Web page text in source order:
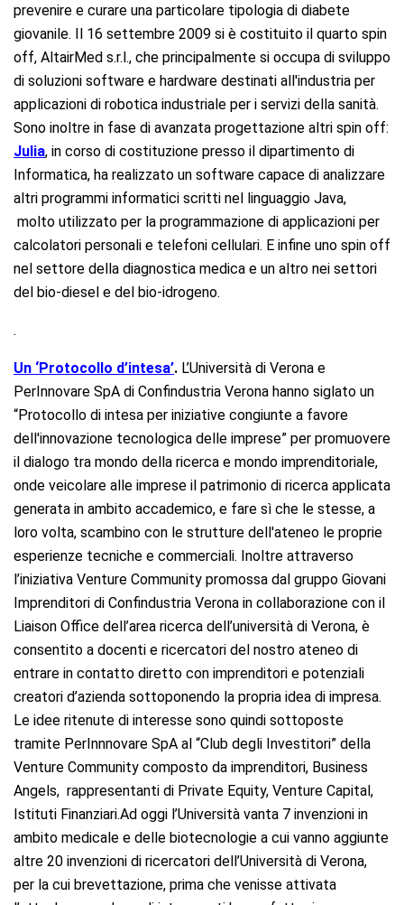
prevenire e curare una particolare tipologia di diabete
giovanile. Il 16 settembre 2009 si è costituito il quarto spin
off, AltairMed s.r.l., che principalmente si occupa di sviluppo
di soluzioni software e hardware destinati all'industria per
applicazioni di robotica industriale per i servizi della sanità.
Sono inoltre in fase di avanzata progettazione altri spin off:
Julia, in corso di costituzione presso il dipartimento di
Informatica, ha realizzato un software capace di analizzare
altri programmi informatici scritti nel linguaggio Java,
molto utilizzato per la programmazione di applicazioni per
calcolatori personali e telefoni cellulari. E infine uno spin off
nel settore della diagnostica medica e un altro nei settori
del bio-diesel e del bio-idrogeno.
.
Un ‘Protocollo d’intesa’. L’Università di Verona e
PerInnovare SpA di Confindustria Verona hanno siglato un
“Protocollo di intesa per iniziative congiunte a favore
dell'innovazione tecnologica delle imprese” per promuovere
il dialogo tra mondo della ricerca e mondo imprenditoriale,
onde veicolare alle imprese il patrimonio di ricerca applicata
generata in ambito accademico, e fare sì che le stesse, a
loro volta, scambino con le strutture dell'ateneo le proprie
esperienze tecniche e commerciali. Inoltre attraverso
l’iniziativa Venture Community promossa dal gruppo Giovani
Imprenditori di Confindustria Verona in collaborazione con il
Liaison Office dell’area ricerca dell’università di Verona, è
consentito a docenti e ricercatori del nostro ateneo di
entrare in contatto diretto con imprenditori e potenziali
creatori d’azienda sottoponendo la propria idea di impresa.
Le idee ritenute di interesse sono quindi sottoposte
tramite PerInnnovare SpA al “Club degli Investitori” della
Venture Community composto da imprenditori, Business
Angels, rappresentanti di Private Equity, Venture Capital,
Istituti Finanziari.Ad oggi l’Università vanta 7 invenzioni in
ambito medicale e delle biotecnologie a cui vanno aggiunte
altre 20 invenzioni di ricercatori dell’Università di Verona,
per la cui brevettazione, prima che venisse attivata